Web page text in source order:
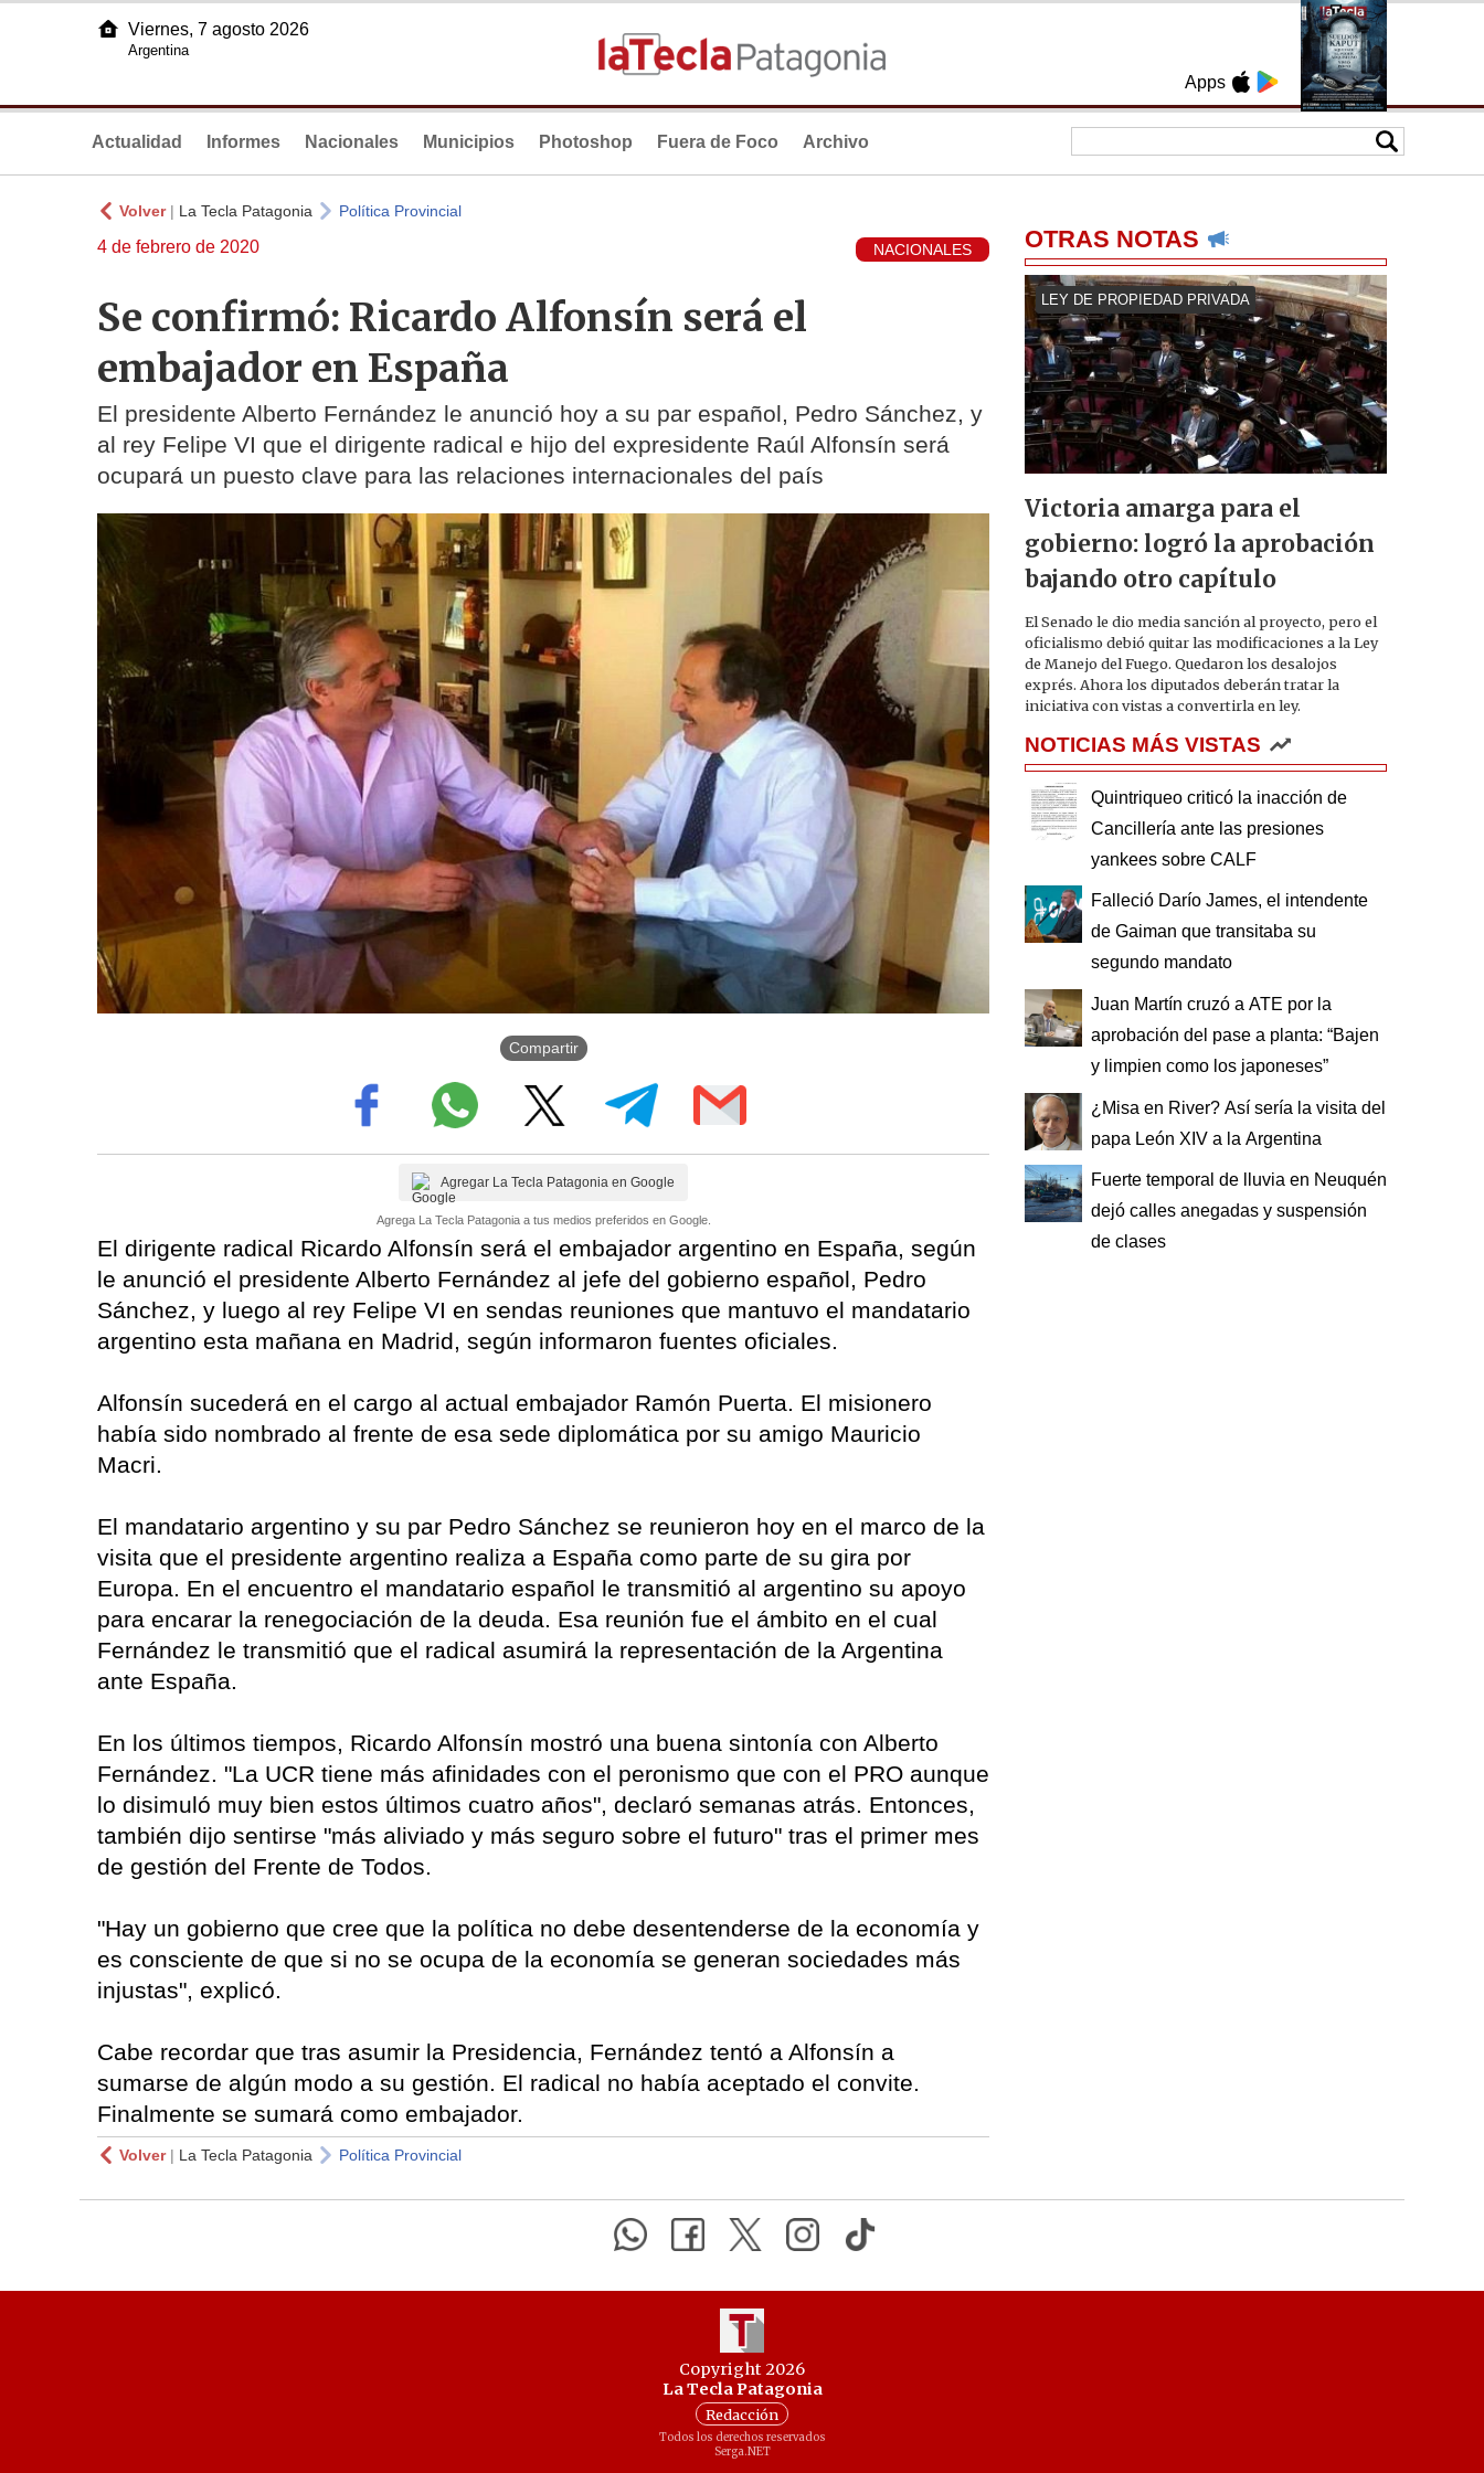
Apps
Viernes, 7 agosto 2026
Argentina
Actualidad Informes Nacionales Municipios Photoshop Fuera de Foco Archivo
Volver| La Tecla Patagonia Política Provincial
4 de febrero de 2020 NACIONALES
Se confirmó: Ricardo Alfonsín será el
embajador en España
El presidente Alberto Fernández le anunció hoy a su par español, Pedro Sánchez, y
al rey Felipe VI que el dirigente radical e hijo del expresidente Raúl Alfonsín será
ocupará un puesto clave para las relaciones internacionales del país
Compartir
Agregar La Tecla Patagonia en Google
Agrega La Tecla Patagonia a tus medios preferidos en Google.
El dirigente radical Ricardo Alfonsín será el embajador argentino en España, según
le anunció el presidente Alberto Fernández al jefe del gobierno español, Pedro
Sánchez, y luego al rey Felipe VI en sendas reuniones que mantuvo el mandatario
argentino esta mañana en Madrid, según informaron fuentes oficiales.
Alfonsín sucederá en el cargo al actual embajador Ramón Puerta. El misionero
había sido nombrado al frente de esa sede diplomática por su amigo Mauricio
Macri.
El mandatario argentino y su par Pedro Sánchez se reunieron hoy en el marco de la
visita que el presidente argentino realiza a España como parte de su gira por
Europa. En el encuentro el mandatario español le transmitió al argentino su apoyo
para encarar la renegociación de la deuda. Esa reunión fue el ámbito en el cual
Fernández le transmitió que el radical asumirá la representación de la Argentina
ante España.
En los últimos tiempos, Ricardo Alfonsín mostró una buena sintonía con Alberto
Fernández. "La UCR tiene más afinidades con el peronismo que con el PRO aunque
lo disimuló muy bien estos últimos cuatro años", declaró semanas atrás. Entonces,
también dijo sentirse "más aliviado y más seguro sobre el futuro" tras el primer mes
de gestión del Frente de Todos.
"Hay un gobierno que cree que la política no debe desentenderse de la economía y
es consciente de que si no se ocupa de la economía se generan sociedades más
injustas", explicó.
Cabe recordar que tras asumir la Presidencia, Fernández tentó a Alfonsín a
sumarse de algún modo a su gestión. El radical no había aceptado el convite.
Finalmente se sumará como embajador.
Volver| La Tecla Patagonia Política Provincial
OTRAS NOTAS
LEY DE PROPIEDAD PRIVADA
Victoria amarga para el
gobierno: logró la aprobación
bajando otro capítulo
El Senado le dio media sanción al proyecto, pero el
oficialismo debió quitar las modificaciones a la Ley
de Manejo del Fuego. Quedaron los desalojos
exprés. Ahora los diputados deberán tratar la
iniciativa con vistas a convertirla en ley.
NOTICIAS MÁS VISTAS
Quintriqueo criticó la inacción de
Cancillería ante las presiones
yankees sobre CALF
Falleció Darío James, el intendente
de Gaiman que transitaba su
segundo mandato
Juan Martín cruzó a ATE por la
aprobación del pase a planta: “Bajen
y limpien como los japoneses”
¿Misa en River? Así sería la visita del
papa León XIV a la Argentina
Fuerte temporal de lluvia en Neuquén
dejó calles anegadas y suspensión
de clases
Copyright 2026
La Tecla Patagonia
Redacción
Todos los derechos reservados
Serga.NET